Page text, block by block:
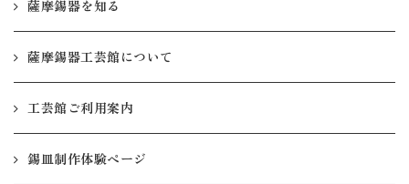
薩摩錫器を知る
薩摩錫器工芸館について
工芸館ご利用案内
錫皿制作体験ページ